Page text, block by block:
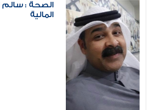
الصحة :
المالية